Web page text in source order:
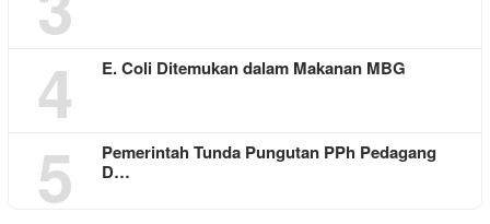
4 E. Coli Ditemukan dalam Makanan MBG
5
Pemerintah Tunda Pungutan PPh Pedagang
D…